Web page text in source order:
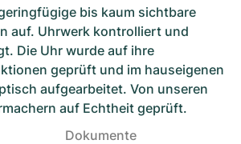
bis kaum sichtbare
auf. Uhrwerk kontrolliert und
Die Uhr wurde auf ihre
geprüft und im hauseigenen
aufgearbeitet. Von unseren
auf Echtheit geprüft.
Dokumente